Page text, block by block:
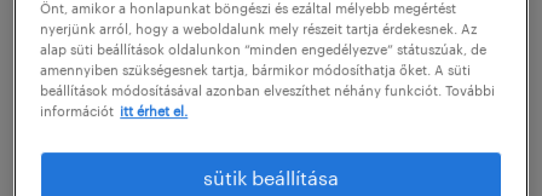
alkalmazkodniuk kell azokhoz. Cikkünk
bemutatja azokat a kulcsfontosságú
tényezőket, amelyek a pénzügyi és számviteli
terület jövőjét formálják a régióban, és segít
abban, hogy egy lépéssel a többiek előtt
Önt, amikor a honlapunkat böngészi és ezáltal mélyebb megértést
nyerjünk arról, hogy a weboldalunk mely részeit tartja érdekesnek. Az
alap süti beállítások oldalunkon “minden engedélyezve” státuszúak, de
amennyiben szükségesnek tartja, bármikor módosíthatja őket. A süti
beállítások módosításával azonban elveszíthet néhány funkciót. További
információt itt érhet el.
sütik beállítása